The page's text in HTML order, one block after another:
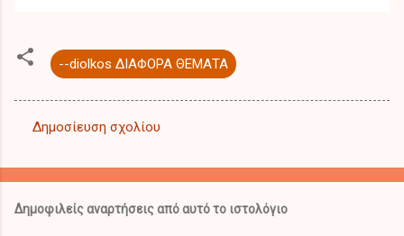
--diolkos ΔΙΑΦΟΡΑ ΘΕΜΑΤΑ
χ
Δημοσίευση σχολίου
Δημοφιλείς αναρτήσεις από αυτό το ιστολόγιο